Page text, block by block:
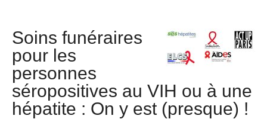
Soins funéraires
pour les
personnes
séropositives au VIH ou à une
hépatite : On y est (presque) !